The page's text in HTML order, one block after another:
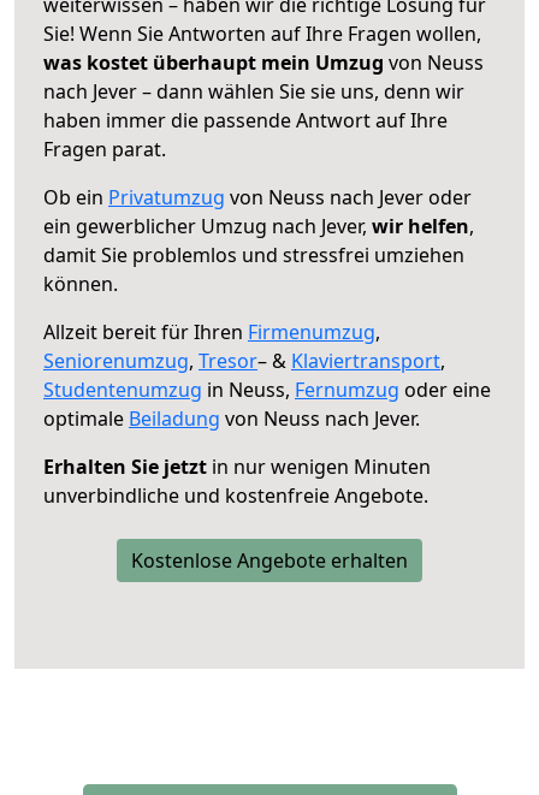
Sie! Wenn Sie Antworten auf Ihre Fragen wollen,
was kostet überhaupt mein Umzug von Neuss
nach Jever – dann wählen Sie sie uns, denn wir
haben immer die passende Antwort auf Ihre
Fragen parat.
Ob ein Privatumzug von Neuss nach Jever oder
ein gewerblicher Umzug nach Jever, wir helfen,
damit Sie problemlos und stressfrei umziehen
können.
Allzeit bereit für Ihren Firmenumzug,
Seniorenumzug, Tresor– & Klaviertransport,
Studentenumzug in Neuss, Fernumzug oder eine
optimale Beiladung von Neuss nach Jever.
Erhalten Sie jetzt in nur wenigen Minuten
unverbindliche und kostenfreie Angebote.
Kostenlose Angebote erhalten